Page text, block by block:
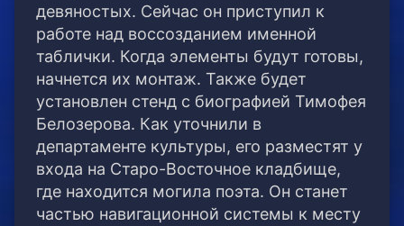
девяностых. Сейчас он приступил к
работе над воссозданием именной
таблички. Когда элементы будут готовы,
начнется их монтаж. Также будет
установлен стенд с биографией Тимофея
Белозерова. Как уточнили в
департаменте культуры, его разместят у
входа на Старо-Восточное кладбище,
где находится могила поэта. Он станет
частью навигационной системы к месту